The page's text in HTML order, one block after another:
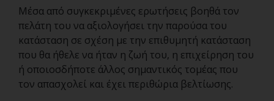
Μέσα από συγκεκριμένες ερωτήσεις βοηθά τον
πελάτη του να αξιολογήσει την παρούσα του
κατάσταση σε σχέση με την επιθυμητή κατάσταση
που θα ήθελε να ήταν η ζωή του, η επιχείρηση του
ή οποιοσδήποτε άλλος σημαντικός τομέας που
τον απασχολεί και έχει περιθώρια βελτίωσης.